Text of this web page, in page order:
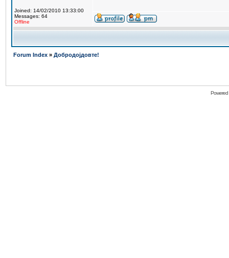
Joined: 14/02/2010 13:33:00
Messages: 64
Offline
Forum Index » Добродојдовте!